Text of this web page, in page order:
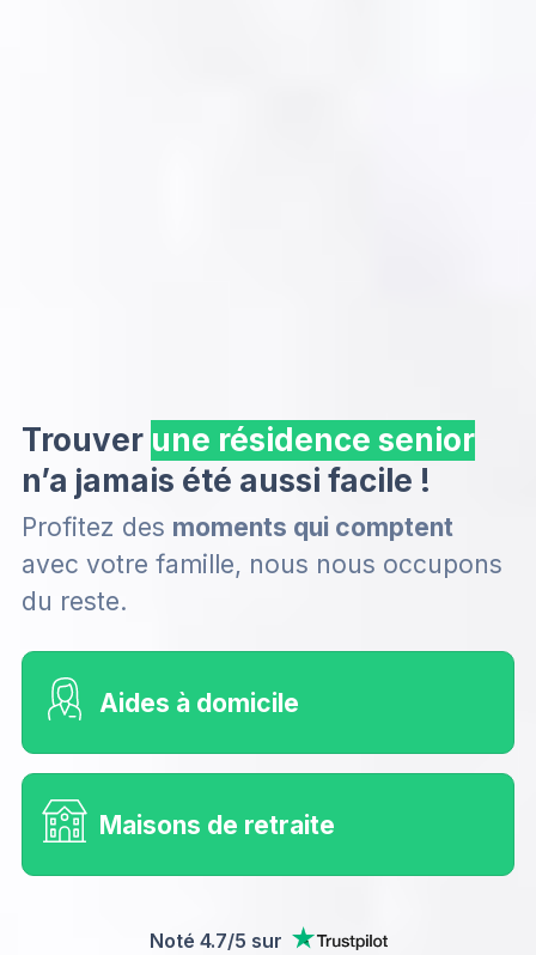
Trouver une a
n’a jamais été aussi facile !
Profitez des moments qui comptent
avec votre famille, nous nous occupons
du reste.
Aides à domicile
Maisons de retraite
Noté 4.7/5 sur